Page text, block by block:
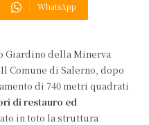
WhatsApp
Giardino della Minerva
Comune di Salerno, dopo
di 740 metri quadrati
di restauro ed
in toto la struttura